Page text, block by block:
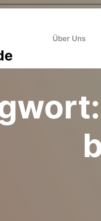
Über Uns